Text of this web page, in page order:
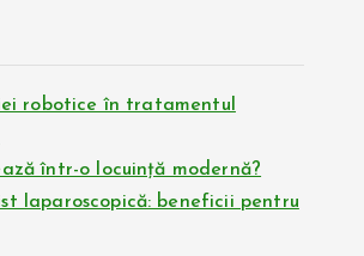
robotice în tratamentul
într-o locuință modernă?
laparoscopică: beneficii pentru